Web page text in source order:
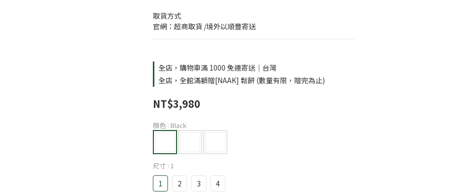
取貨方式
官網：超商取貨 /境外以順豐寄送
全店，購物車滿 1000 免運寄送｜台灣
全店，全館滿額贈[NAAK] 鬆餅 (數量有限，贈完為止)
NT$3,980
顏色 : Black
尺寸 : 1
1 2 3 4